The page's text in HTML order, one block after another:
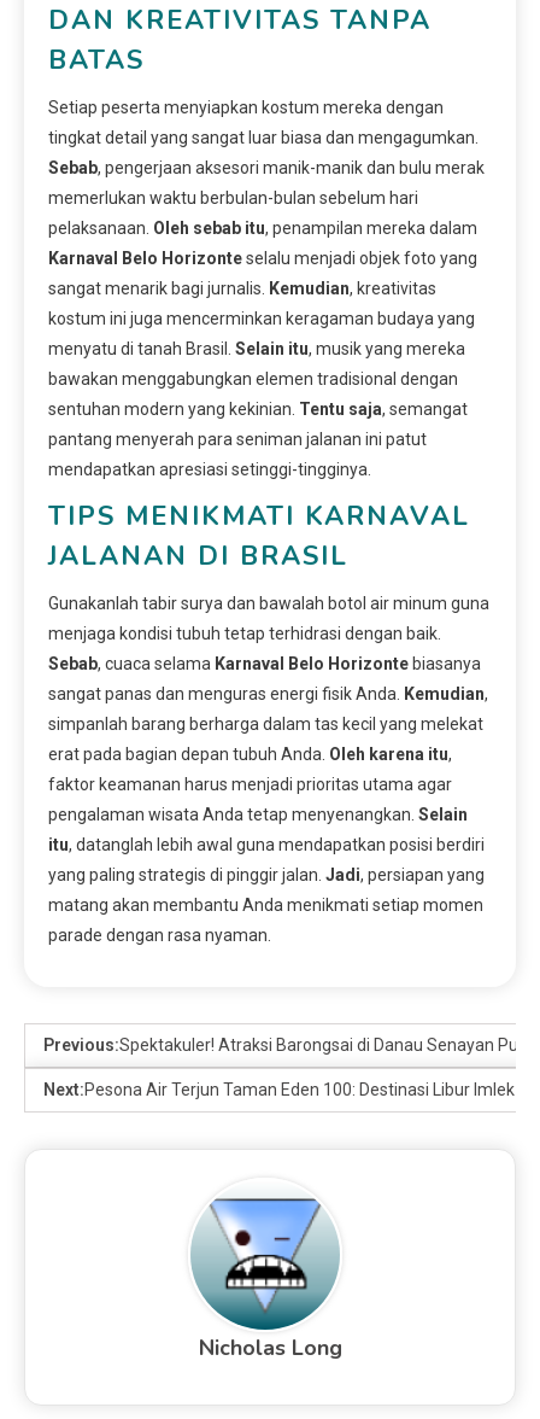
DAN KREATIVITAS TANPA
BATAS
Setiap peserta menyiapkan kostum mereka dengan
tingkat detail yang sangat luar biasa dan mengagumkan.
Sebab, pengerjaan aksesori manik-manik dan bulu merak
memerlukan waktu berbulan-bulan sebelum hari
pelaksanaan. Oleh sebab itu, penampilan mereka dalam
Karnaval Belo Horizonteselalu menjadi objek foto yang
sangat menarik bagi jurnalis.
Kemudian, kreativitas
kostum ini juga mencerminkan keragaman budaya yang
menyatu di tanah Brasil. Selain itu, musik yang mereka
bawakan menggabungkan elemen tradisional dengan
sentuhan modern yang kekinian. Tentu saja, semangat
pantang menyerah para seniman jalanan ini patut
mendapatkan apresiasi setinggi-tingginya.
TIPS MENIKMATI KARNAVAL
JALANAN DI BRASIL
Gunakanlah tabir surya dan bawalah botol air minum guna
menjaga kondisi tubuh tetap terhidrasi dengan baik.
Sebab, cuaca selama Karnaval Belo Horizonte biasanya
sangat panas dan menguras energi fisik Anda.
Kemudian,
simpanlah barang berharga dalam tas kecil yang melekat
erat pada bagian depan tubuh Anda. Oleh karena itu,
faktor keamanan harus menjadi prioritas utama agar
pengalaman wisata Anda tetap menyenangkan. Selain
itu, datanglah lebih awal guna mendapatkan posisi berdiri
yang paling strategis di pinggir jalan. Jadi, persiapan yang
matang akan membantu Anda menikmati setiap momen
parade dengan rasa nyaman.
Previous:Spektakuler! Atraksi Barongsai di Danau Senayan
Next:Pesona Air Terjun Taman Eden 100: Destinasi Libur Imlek di
Nicholas Long